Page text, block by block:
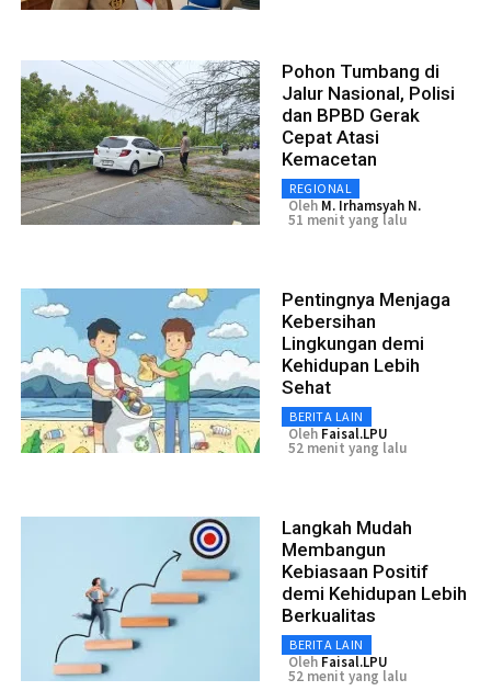
Pohon Tumbang di
Jalur Nasional, Polisi
dan BPBD Gerak
Cepat Atasi
Kemacetan
REGIONAL
Oleh M. Irhamsyah N.
51 menit yang lalu
Pentingnya Menjaga
Kebersihan
Lingkungan demi
Kehidupan Lebih
Sehat
BERITA LAIN
Oleh Faisal.LPU
52 menit yang lalu
Langkah Mudah
Membangun
Kebiasaan Positif
demi Kehidupan Lebih
Berkualitas
BERITA LAIN
Oleh Faisal.LPU
52 menit yang lalu